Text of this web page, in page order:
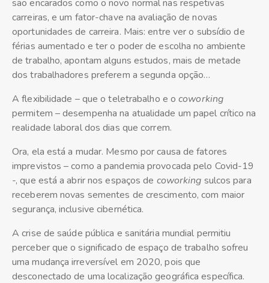
são encarados como o novo normal nas respetivas
carreiras, e um fator-chave na avaliação de novas
oportunidades de carreira. Mais: entre ver o subsídio de
férias aumentado e ter o poder de escolha no ambiente
de trabalho, apontam alguns estudos, mais de metade
dos trabalhadores preferem a segunda opção…
A flexibilidade – que o teletrabalho e ocoworking
permitem – desempenha na atualidade um papel crítico na
realidade laboral dos dias que correm.
Ora, ela está a mudar. Mesmo por causa de fatores
imprevistos – como a pandemia provocada pelo Covid-19
-, que está a abrir nos espaços de coworking sulcos para
receberem novas sementes de crescimento, com maior
segurança, inclusive cibernética.
A crise de saúde pública e sanitária mundial permitiu
perceber que o significado de espaço de trabalho sofreu
uma mudança irreversível em 2020, pois que
desconectado de uma localização geográfica específica.